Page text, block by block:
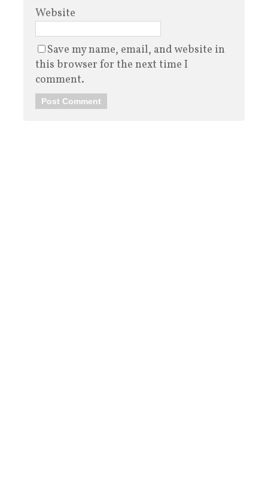
Website
Save my name, email, and website in
this browser for the next time I
comment.